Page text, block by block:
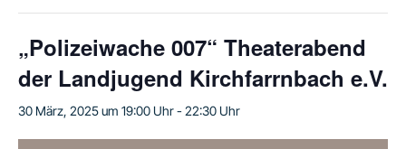
„Polizeiwache 007“ Theaterabend
der Landjugend Kirchfarrnbach e.V.
30 März, 2025 um 19:00 Uhr-22:30 Uhr